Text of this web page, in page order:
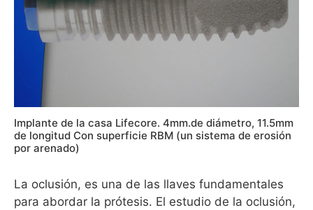
Implante de la casa Lifecore. 4mm.de diámetro, 11.5mm
de longitud Con superficie RBM (un sistema de erosión
por arenado)
La oclusión, es una de las llaves fundamentales
para abordar la prótesis. El estudio de la oclusión,